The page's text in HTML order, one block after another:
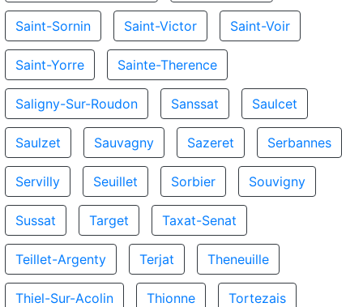
Saint-Sornin Saint-Victor Saint-Voir
Saint-Yorre Sainte-Therence
Saligny-Sur-Roudon Sanssat Saulcet
Saulzet Sauvagny Sazeret Serbannes
Servilly Seuillet Sorbier Souvigny
Sussat Target Taxat-Senat
Teillet-Argenty Terjat Theneuille
Thiel-Sur-Acolin Thionne Tortezais